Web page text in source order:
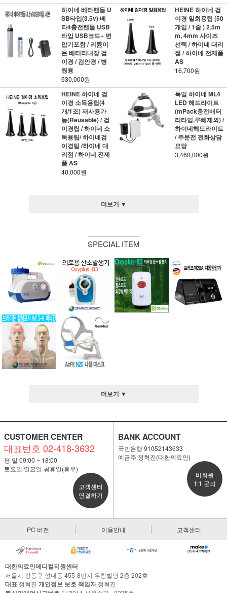
하이네 베타핸들 U
SB타입(3.5v) 베
타4충전핸들 USB
타입 USB코드+ 변
압기포함 / 리튬이
온 배터리내장 검
이경 / 검안경 / 병
원용
630,000원
HEINE 하이네 검
이경 일회용팁 (50
개입 / 1줄 ) 2.5m
m, 4mm 사이즈
선택 / 하이네 대리
점 / 하이네 전제품
AS
16,700원
HEINE 하이네 검
이경 소독용팁(4
개/1조) 재사용가
능(Reusable) / 검
이경팁 / 하이네 소
독용팁/ 하이네검
이경팁 /하이네 대
리점 / 하이네 전제
품 AS
40,000원
독일 하이네 ML4
LED 헤드라이트
(mPack충전배터
리타입.루뻬제외) /
하이네헤드라이트
/ 주문전 전화상담
요망
3,460,000원
더보기 ▼
SPECIAL ITEM
더보기 ▼
CUSTOMER CENTER
대표번호 02-418-3632
평 일 09:00 ~ 18:00
토요일.일요일.공휴일(휴무)
고객센터
연결하기
BANK ACCOUNT
국민은행 91052143633
예금주:정혁진(대한의료인)
비회원
1:1 문의
PC 버전 이용안내 고객센터
대한의료인메디컬지원센터
서울시 강동구 성내동 455-8번지 우창빌딩 2층 202호
대표 정혁진 개인정보 보호 책임자정혁진